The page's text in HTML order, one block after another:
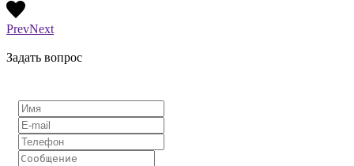
PrevNext
Задать вопрос